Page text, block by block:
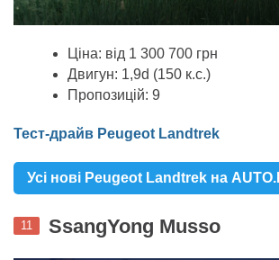
Ціна: від 1 300 700 грн
Двигун: 1,9d (150 к.с.)
Пропозицій: 9
Тест-драйв Peugeot Landtrek
Усі нові Peugeot Landtrek на
11 SsangYong Musso